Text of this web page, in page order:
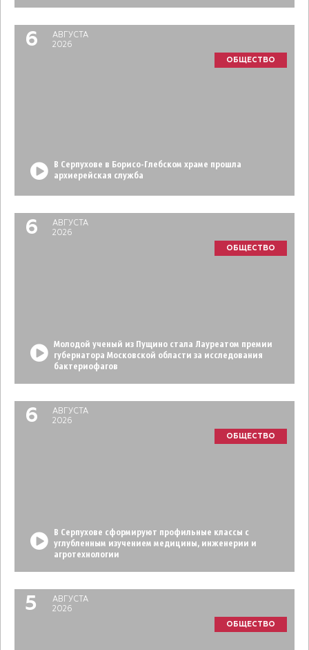
6
АВГУСТА
2026
ОБЩЕСТВО
В Серпухове в Борисо-Глебском храме прошла
архиерейская служба
6
АВГУСТА
2026
ОБЩЕСТВО
Молодой ученый из Пущино стала Лауреатом премии
губернатора Московской области за исследования
бактериофагов
6
АВГУСТА
2026
ОБЩЕСТВО
В Серпухове сформируют профильные классы с
углубленным изучением медицины, инженерии и
агротехнологии
5
АВГУСТА
2026
ОБЩЕСТВО